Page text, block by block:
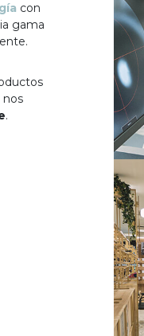
con
gama
nos
.